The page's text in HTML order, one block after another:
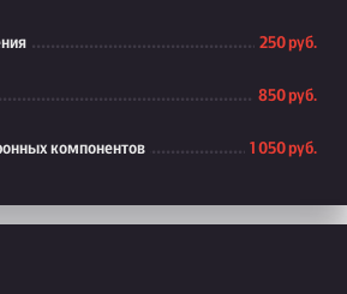
250 руб.
850 руб.
компонентов 1 050 руб.